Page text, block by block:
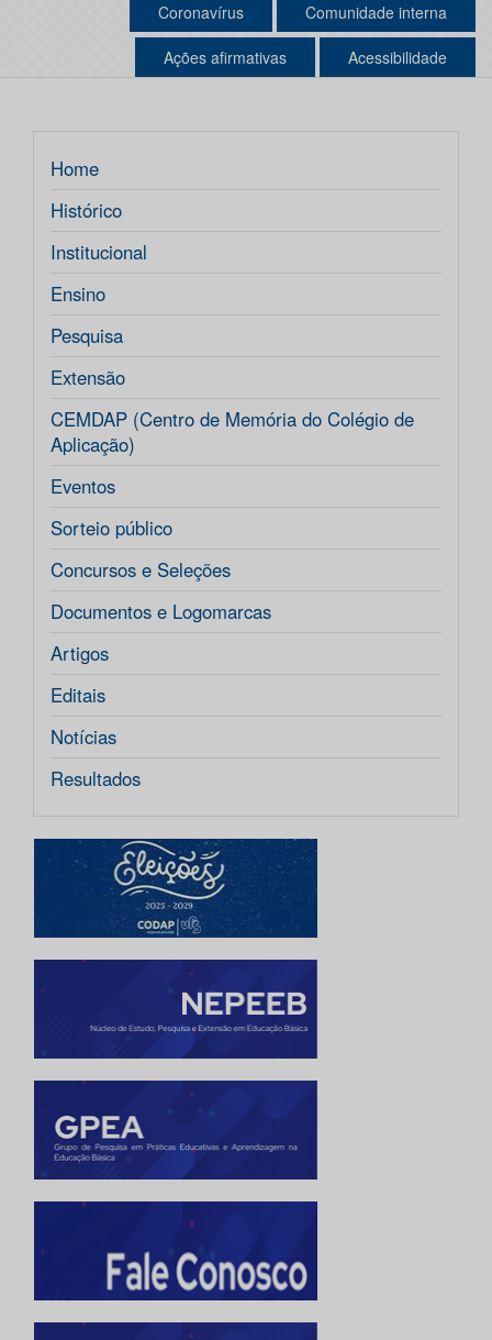
Coronavírus Comunidade interna
Ações afirmativas Acessibilidade
Home
Histórico
Institucional
Ensino
Pesquisa
Extensão
CEMDAP (Centro de Memória do Colégio de
Aplicação)
Eventos
Sorteio público
Concursos e Seleções
Documentos e Logomarcas
Artigos
Editais
Notícias
Resultados